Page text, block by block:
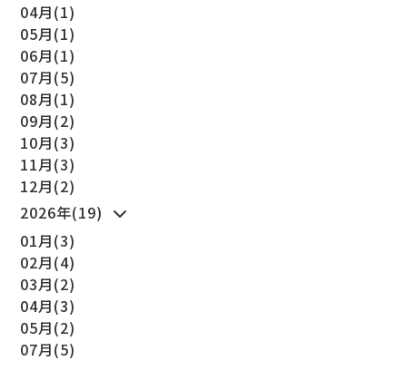
04月(1)
05月(1)
06月(1)
07月(5)
08月(1)
09月(2)
10月(3)
11月(3)
12月(2)
2026年(19)
01月(3)
02月(4)
03月(2)
04月(3)
05月(2)
07月(5)